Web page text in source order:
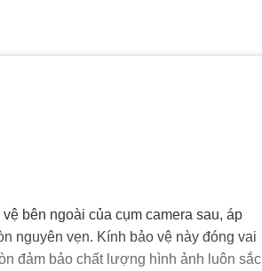
bên ngoài của cụm camera sau, áp
nguyên vẹn. Kính bảo vệ này đóng vai
đảm bảo chất lượng hình ảnh luôn sắc